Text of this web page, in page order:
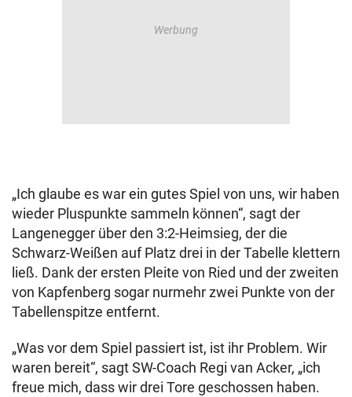
„Ich glaube es war ein gutes Spiel von uns, wir haben
wieder Pluspunkte sammeln können“, sagt der
Langenegger über den 3:2-Heimsieg, der die
Schwarz-Weißen auf Platz drei in der Tabelle klettern
ließ. Dank der ersten Pleite von Ried und der zweiten
von Kapfenberg sogar nurmehr zwei Punkte von der
Tabellenspitze entfernt.
„Was vor dem Spiel passiert ist, ist ihr Problem. Wir
waren bereit“, sagt SW-Coach Regi van Acker, „ich
freue mich, dass wir drei Tore geschossen haben.